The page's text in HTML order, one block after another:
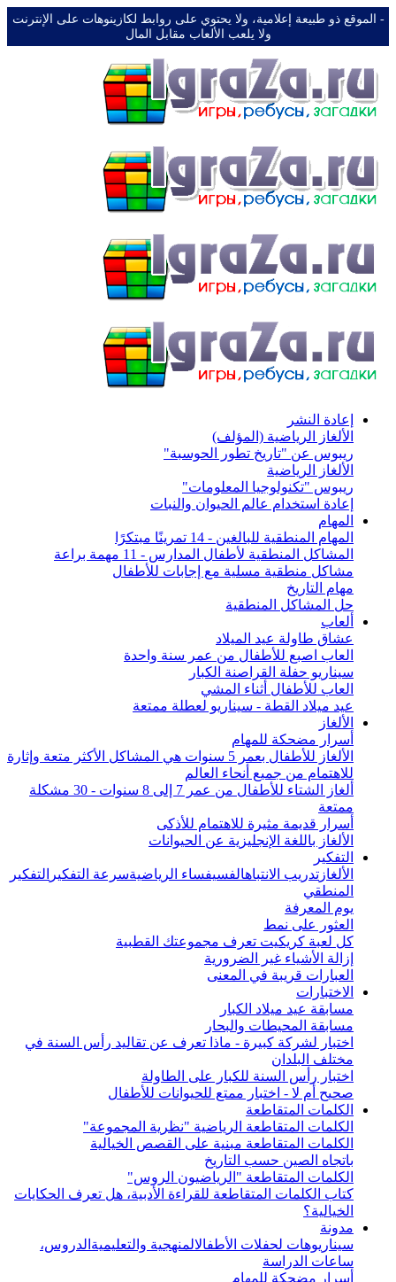
-️ الموقع ذو طبيعة إعلامية، ولا يحتوي على روابط لكازينوهات على الإنترنت
ولا يلعب الألعاب مقابل المال
إعادة النشر
الألغاز الرياضية (المؤلف)
ريبوس عن "تاريخ تطور الحوسبة"
الألغاز الرياضية
ريبوس "تكنولوجيا المعلومات"
إعادة استخدام عالم الحيوان والنبات
المهام
المهام المنطقية للبالغين - 14 تمرينًا مبتكرًا
المشاكل المنطقية لأطفال المدارس - 11 مهمة براعة
مشاكل منطقية مسلية مع إجابات للأطفال
مهام التاريخ
حل المشاكل المنطقية
ألعاب
عشاق طاولة عيد الميلاد
العاب اصبع للأطفال من عمر سنة واحدة
سيناريو حفلة القراصنة الكبار
العاب للأطفال أثناء المشي
عيد ميلاد القطة - سيناريو لعطلة ممتعة
الألغاز
أسرار مضحكة للمهام
الألغاز للأطفال بعمر 5 سنوات هي المشاكل الأكثر متعة وإثارة
للاهتمام من جميع أنحاء العالم
ألغاز الشتاء للأطفال من عمر 7 إلى 8 سنوات - 30 مشكلة
ممتعة
أسرار قديمة مثيرة للاهتمام للأذكى
الألغاز باللغة الإنجليزية عن الحيوانات
التفكير
الألغاز تدريب الانتباهالفسيفساء الرياضيةسرعة التفكير التفكير
المنطقي
يوم المعرفة
العثور على نمط
كل لعبة كريكيت تعرف مجموعتك القطبية
إزالة الأشياء غير الضرورية
العبارات قريبة في المعنى
الاختبارات
مسابقة عيد ميلاد الكبار
مسابقة المحيطات والبحار
اختبار لشركة كبيرة - ماذا تعرف عن تقاليد رأس السنة في
مختلف البلدان
اختبار رأس السنة للكبار على الطاولة
صحيح أم لا - اختبار ممتع للحيوانات للأطفال
الكلمات المتقاطعة
الكلمات المتقاطعة الرياضية "نظرية المجموعة"
الكلمات المتقاطعة مبنية على القصص الخيالية
باتجاه الصين حسب التاريخ
الكلمات المتقاطعة "الرياضيون الروس"
كتاب الكلمات المتقاطعة للقراءة الأدبية، هل تعرف الحكايات
الخيالية؟
مدونة
سيناريوهات لحفلات الأطفالالمنهجية والتعليمية الدروس،
ساعات الدراسة
أسرار مضحكة للمهام